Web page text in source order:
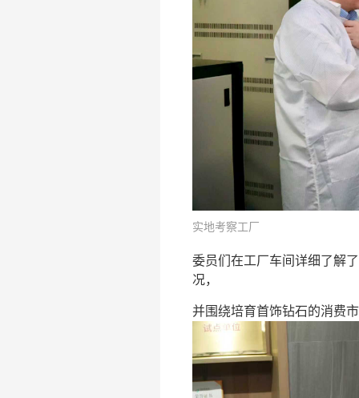
实地考察工厂
委员们在工厂车间详细了解
况，
并围绕培育首饰钻石的消费